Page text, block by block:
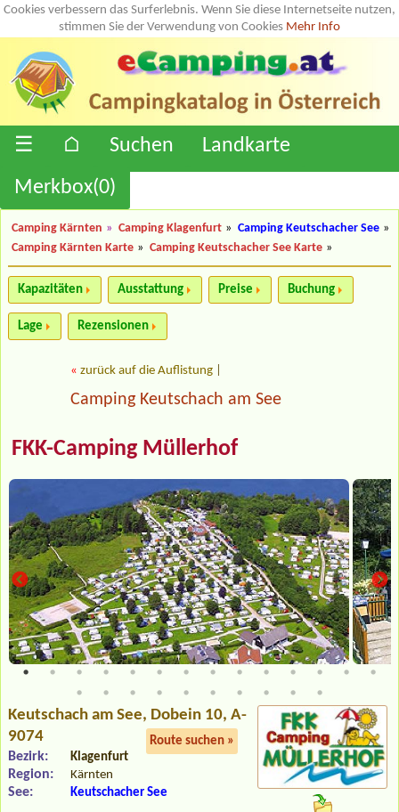
Cookies verbessern das Surferlebnis. Wenn Sie diese Internetseite nutzen,
stimmen Sie der Verwendung von Cookies Mehr Info
☰ ⌂ Suchen
Landkarte
Merkbox(0)
Camping Kärnten » Camping Klagenfurt » Camping Keutschacher See »
Camping Kärnten Karte » Camping Keutschacher See Karte »
Kapazitäten Ausstattung Preise Buchung
Lage Rezensionen
« zurück auf die Auflistung
Camping Keutschach am See
FKK-Camping Müllerhof
Keutschach am See, Dobein 10, A-
9074
Route suchen »
Bezirk: Klagenfurt
Region: Kärnten
See: Keutschacher See